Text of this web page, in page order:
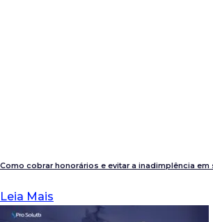
Como cobrar honorários e evitar a inadimplência em
Leia Mais